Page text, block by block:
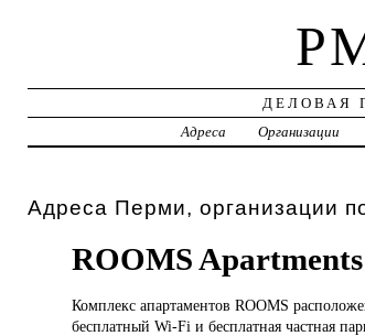
ДЕЛОВАЯ
Адреса
Организации
Адреса Перми, организации
ROOMS Apartments
Комплекс апартаментов ROOMS
бесплатный Wi-Fi и бесплатная частная